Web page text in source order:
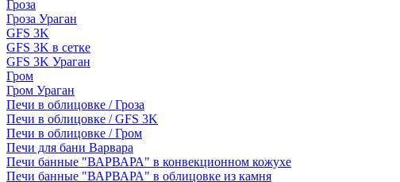
Гроза
Гроза Ураган
GFS 3K
GFS 3K в сетке
GFS 3K Ураган
Гром
Гром Ураган
Печи в облицовке / Гроза
Печи в облицовке / GFS 3K
Печи в облицовке / Гром
Печи для бани Варвара
Печи банные "ВАРВАРА" в конвекционном кожухе
Печи банные "ВАРВАРА" в облицовке из камня